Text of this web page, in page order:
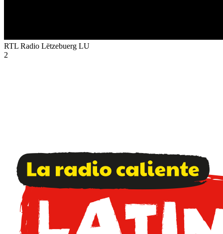
RTL Radio Lëtzebuerg LU
2